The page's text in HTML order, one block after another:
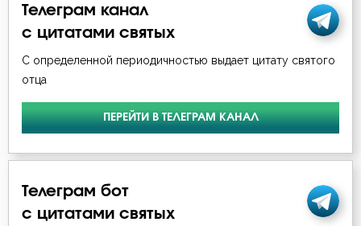
Телеграм канал
с цитатами святых
С определенной периодичностью выдает цитату святого
отца
ПЕРЕЙТИ В ТЕЛЕГРАМ КАНАЛ
Телеграм бот
с цитатами святых